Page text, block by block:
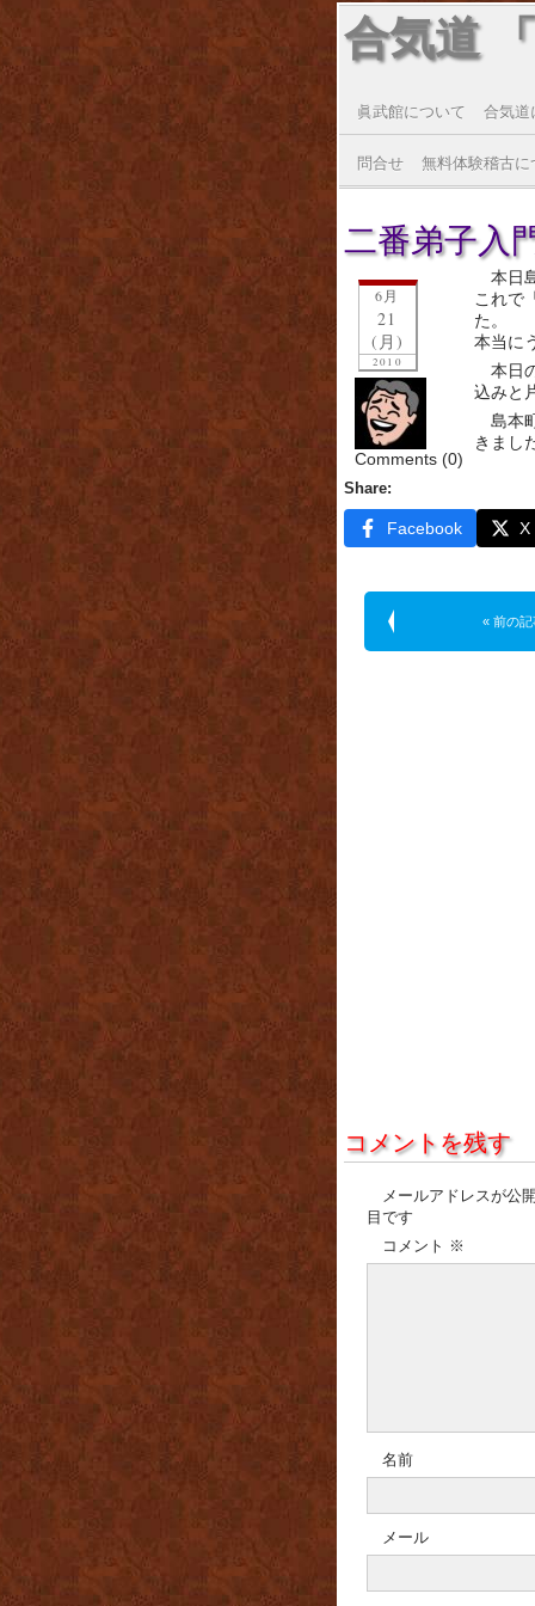
合気道
眞武館について 合気道
問合せ 無料体験稽古に
二番弟子入
6月
21
(月)
2010
Comments (0)
本日
これで
た。
本当に
本日
込みと
島本
きまし
Share:
Facebook X
« 前の記
コメントを残す
メールアドレスが公
目です
コメント ※
名前
メール